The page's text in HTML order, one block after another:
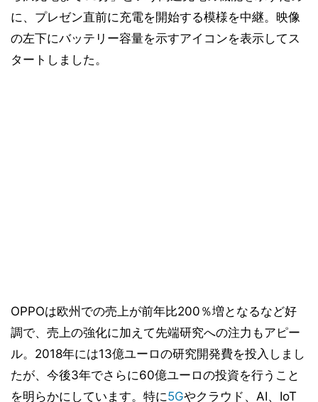
に、プレゼン直前に充電を開始する模様を中継。映像
の左下にバッテリー容量を示すアイコンを表示してス
タートしました。
OPPOは欧州での売上が前年比200％増となるなど好
調で、売上の強化に加えて先端研究への注力もアピー
ル。2018年には13億ユーロの研究開発費を投入しまし
たが、今後3年でさらに60億ユーロの投資を行うこと
を明らかにしています。特に5Gやクラウド、AI、IoT